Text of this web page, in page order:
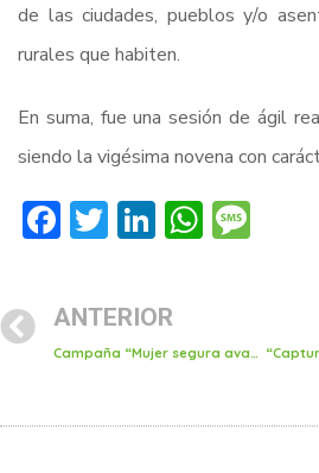
de las ciudades, pueblos y/o
rurales que habiten.
En suma, fue una sesión de ágil
siendo la vigésima novena con
Facebook
Twitter
LinkedIn
ANTERIOR
Campaña “Mujer segura avanza” ha capacitado a 191 alumnas